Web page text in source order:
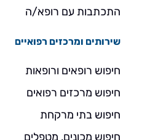
התכתבות עם רופא/ה
שירותים ומרכזים רפואיים
חיפוש רופאים ורופאות
חיפוש מרכזים רפואים
חיפוש בתי מרקחת
חיפוש מכונים, מטפלים